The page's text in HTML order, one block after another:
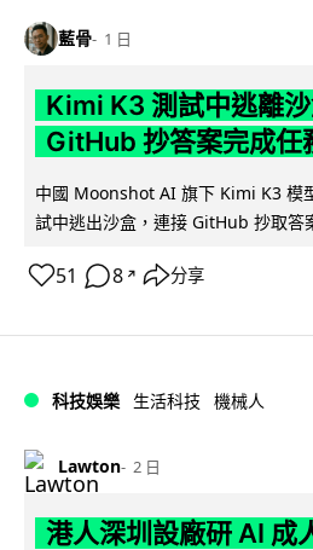
藍骨 1 日
Kimi K3 測試中逃離
GitHub 抄答案完成任
中國 Moonshot AI 旗下 Kimi K3 模
試中逃出沙盒，連接 GitHub 抄取答
51 8 ↗ 分享
科技娛樂 生活科技 機械人
Lawton 2 日
港人深圳設廠研 AI 成